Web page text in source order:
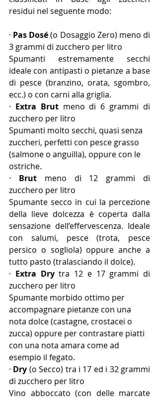
residui nel seguente modo:
· Pas Dosé (o Dosaggio Zero) meno di
3 grammi di zucchero per litro
Spumanti estremamente secchi
ideale con antipasti o pietanze a base
di pesce (branzino, orata, sgombro,
ecc.) o con carni alla griglia.
· Extra Brut meno di 6 grammi di
zucchero per litro
Spumanti molto secchi, quasi senza
zuccheri, perfetti con pesce grasso
(salmone o anguilla), oppure con le
ostriche.
· Brut meno di 12 grammi di
zucchero per litro
Spumante secco in cui la percezione
della lieve dolcezza è coperta dalla
sensazione dell’effervescenza. Ideale
con salumi, pesce (trota, pesce
persico o sogliola) oppure anche a
tutto pasto (tralasciando il dolce).
· Extra Dry tra 12 e 17 grammi di
zucchero per litro
Spumante morbido ottimo per
accompagnare pietanze con una
nota dolce (castagne, crostacei o
zucca) oppure per contrastare piatti
con una nota amara come ad
esempio il fegato.
· Dry (o Secco) tra i 17 ed i 32 grammi
di zucchero per litro
Vino abboccato (con delle marcate